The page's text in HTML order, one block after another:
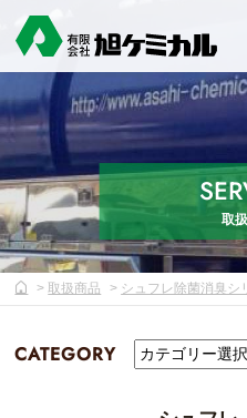
取
取扱商品 シュフレ除菌消臭シ
CATEGORY